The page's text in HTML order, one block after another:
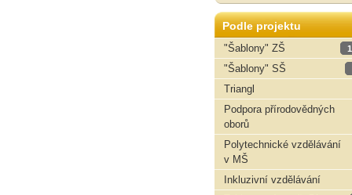
Podle projektu
"Šablony" ZŠ
"Šablony" SŠ
Triangl
Podpora přírodovědných
oborů
Polytechnické vzdělávání
v MŠ
Inkluzivní vzdělávání